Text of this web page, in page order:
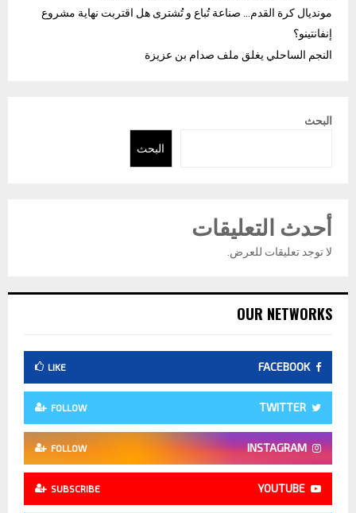
مونديال كرة القدم… صناعة تُباع و تُشترى هل اقتربت نهاية مشروع
إنفانتينو؟
النجم الساحلي يغلق ملف صدام بن عزيزة
البحث
البحث
أحدث التعليقات
لا توجد تعليقات للعرض.
OUR NETWORKS
FACEBOOK
LIKE
TWITTER
FOLLOW
INSTAGRAM
FOLLOW
YOUTUBE
SUBSCRIBE